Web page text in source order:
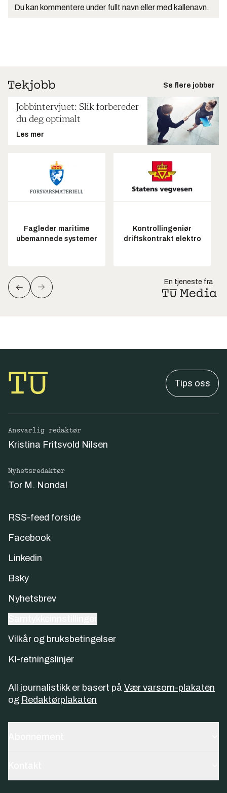
Du kan kommentere under fullt navn eller med kallenavn.
Se flere jobber
Jobbintervjuet: Slik forbereder
du deg optimalt
Les mer
Fagleder maritime
ubemannede systemer
Kontrollingeniør
driftskontrakt elektro
En tjeneste fra
Tips oss
Ansvarlig redaktør
Kristina Fritsvold Nilsen
Nyhetsredaktør
Tor M. Nondal
RSS-feed forside
Facebook
Linkedin
Bsky
Nyhetsbrev
Vilkår og bruksbetingelser
KI-retningslinjer
All journalistikk er basert på Vær varsom-plakaten
og Redaktørplakaten